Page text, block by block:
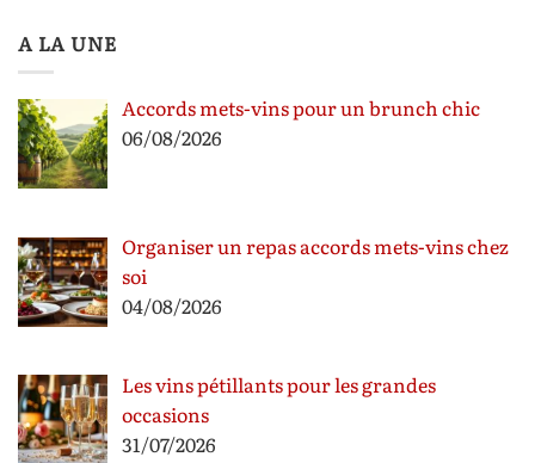
A LA UNE
Accords mets-vins pour un brunch chic
06/08/2026
Organiser un repas accords mets-vins chez
soi
04/08/2026
Les vins pétillants pour les grandes
occasions
31/07/2026